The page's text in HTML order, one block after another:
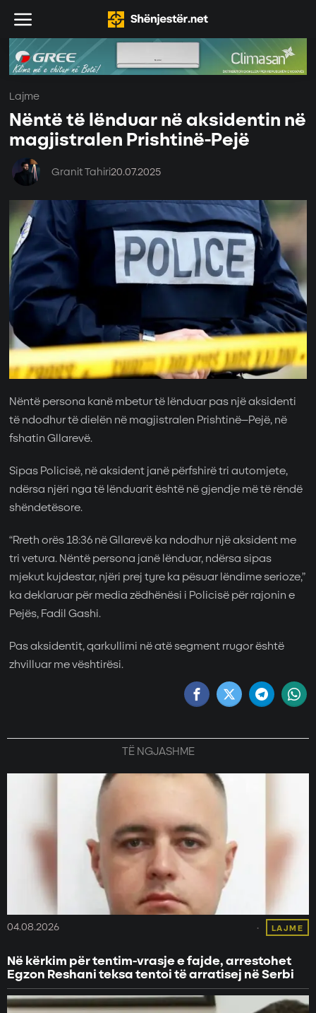
Lajme
Nëntë të lënduar në aksidentin në
magjistralen Prishtinë-Pejë
Granit Tahiri20.07.2025
Nëntë persona kanë mbetur të lënduar pas një aksidenti
të ndodhur të dielën në magjistralen Prishtinë–Pejë, në
fshatin Gllarevë.
Sipas Policisë, në aksident janë përfshirë tri automjete,
ndërsa njëri nga të lënduarit është në gjendje më të rëndë
shëndetësore.
“Rreth orës 18:36 në Gllarevë ka ndodhur një aksident me
tri vetura. Nëntë persona janë lënduar, ndërsa sipas
mjekut kujdestar, njëri prej tyre ka pësuar lëndime serioze,”
ka deklaruar për media zëdhënësi i Policisë për rajonin e
Pejës, Fadil Gashi.
Pas aksidentit, qarkullimi në atë segment rrugor është
zhvilluar me vështirësi.
TË NGJASHME
04.08.2026 LAJME
Në kërkim për tentim-vrasje e fajde, arrestohet
Egzon Reshani teksa tentoi të arratisej në Serbi